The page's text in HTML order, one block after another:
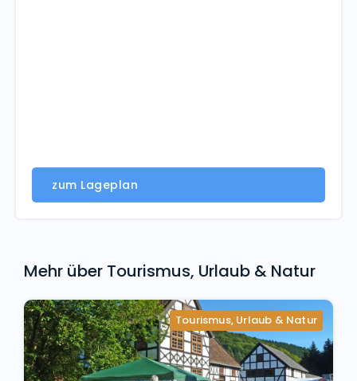
zum Lageplan
Mehr über Tourismus, Urlaub & Natur
Tourismus, Urlaub & Natur